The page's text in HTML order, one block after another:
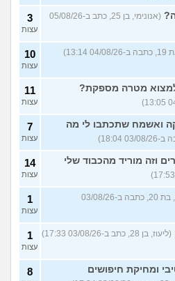
4
עצות
חדשות במדור
(אנונימי, בן 25, כתב ב-05/08/26
3
עצות
10
עצות
למצוא מטרה מספקת? 11
עצות
ואשמח שתכתבו לי מה
7
עצות
וזה מוריד מהכבוד שלי 14
עצות
(קולית, בת 20, כתבה ב-03/08/26
1
עצות
(ליעוז, בן 28, כתב ב-03/08/26 17:33) 1
עצות
ומחיקת חיפושים
8